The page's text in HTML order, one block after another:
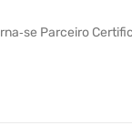
Parceiro